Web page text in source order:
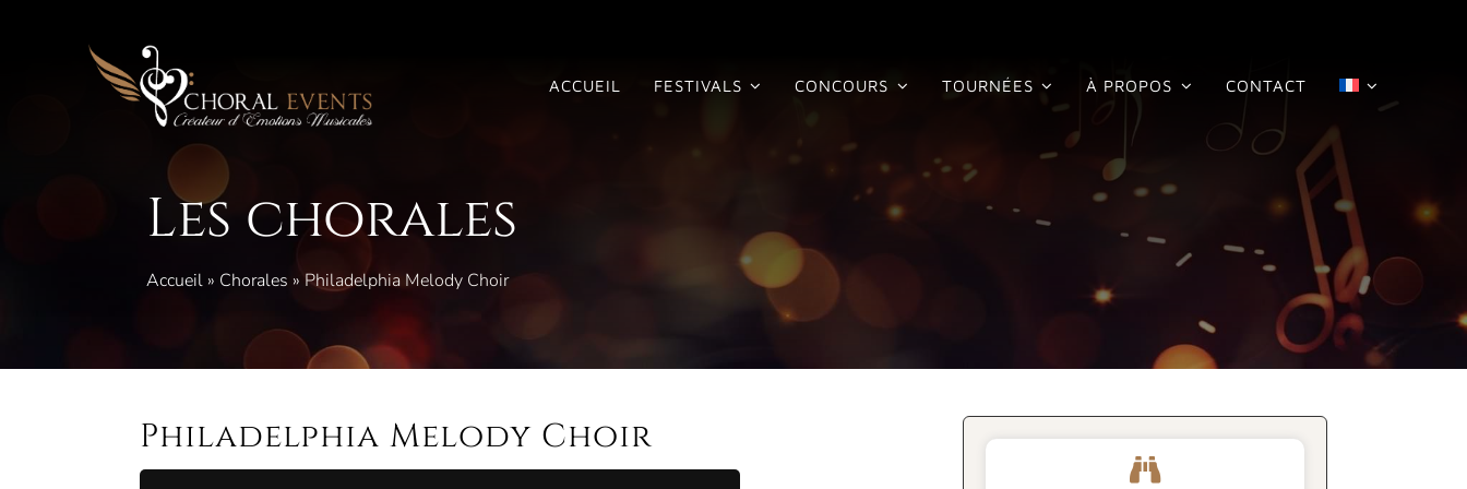
ACCUEIL FESTIVALS CONCOURS TOURNÉES À PROPOS CONTACT
Les chorales
Accueil » Chorales » Philadelphia Melody Choir
Philadelphia Melody Choir